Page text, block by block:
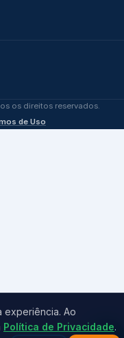
os direitos reservados.
de Uso
experiência. Ao
Política de Privacidade.